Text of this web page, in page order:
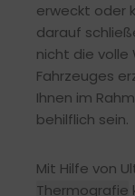
erweckt oder
darauf
nicht die volle
Fahrzeuges
Ihnen im
behilflich sein.
Mit Hilfe von
Thermografie